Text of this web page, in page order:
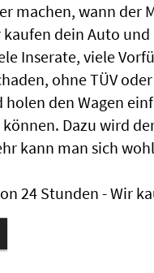
machen, wann der
dein Auto
Inserate, viele
ohne TÜV
den Wagen
Dazu wird
kann man sich
24 Stunden - Wir